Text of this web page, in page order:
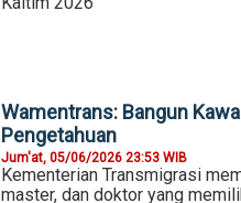
Wamentrans: Bangun
Pengetahuan
Jum'at, 05/06/2026 23:53 WIB
Kementerian Transmigrasi
master, dan doktor yang